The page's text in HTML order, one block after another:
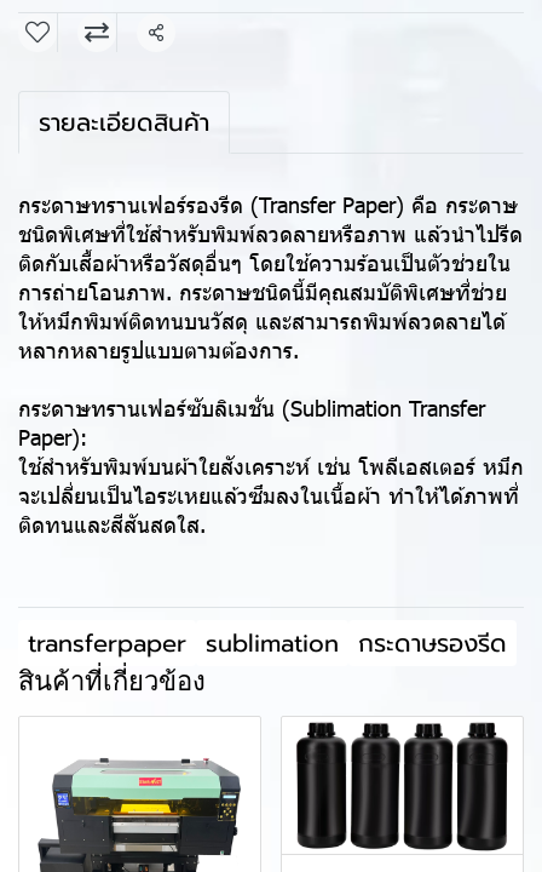
แชร์
รายละเอียดสินค้า
กระดาษทรานเฟอร์รองรีด (Transfer Paper) คือ กระดาษ
ชนิดพิเศษที่ใช้สำหรับพิมพ์ลวดลายหรือภาพ แล้วนำไปรีด
ติดกับเสื้อผ้าหรือวัสดุอื่นๆ โดยใช้ความร้อนเป็นตัวช่วยใน
การถ่ายโอนภาพ. กระดาษชนิดนี้มีคุณสมบัติพิเศษที่ช่วย
ให้หมึกพิมพ์ติดทนบนวัสดุ และสามารถพิมพ์ลวดลายได้
หลากหลายรูปแบบตามต้องการ.
กระดาษทรานเฟอร์ซับลิเมชั่น (Sublimation Transfer
Paper):
ใช้สำหรับพิมพ์บนผ้าใยสังเคราะห์ เช่น โพลีเอสเตอร์ หมึก
จะเปลี่ยนเป็นไอระเหยแล้วซึมลงในเนื้อผ้า ทำให้ได้ภาพที่
ติดทนและสีสันสดใส.
transferpaper sublimation กระดาษรองรีด
สินค้าที่เกี่ยวข้อง